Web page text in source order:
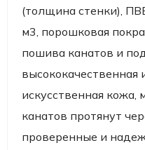
(толщина стенки),
м3, порошковая
пошива канатов и
высококачественная
искусственная кожа,
канатов протянут
проверенные и